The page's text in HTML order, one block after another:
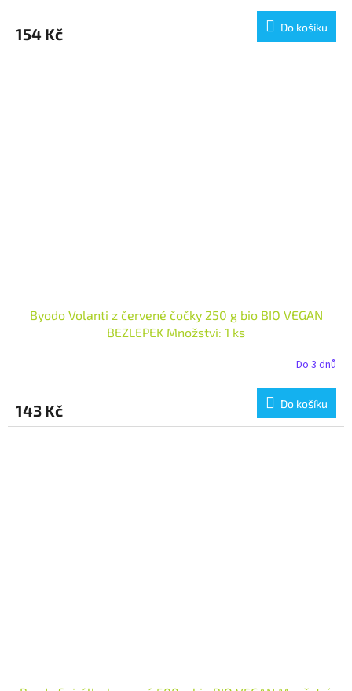
154 Kč Do košíku
Byodo Volanti z červené čočky 250 g bio BIO VEGAN
BEZLEPEK Množství: 1 ks
Do 3 dnů
143 Kč Do košíku